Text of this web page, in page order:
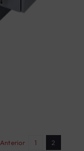
Anterior 1 2